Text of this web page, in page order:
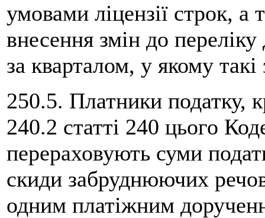
умовами ліцензії строк,
внесення змін до
за кварталом, у якому такі
250.5. Платники податку,
240.2 статті 240 цього
перераховують суми
скиди забруднюючих
одним платіжним